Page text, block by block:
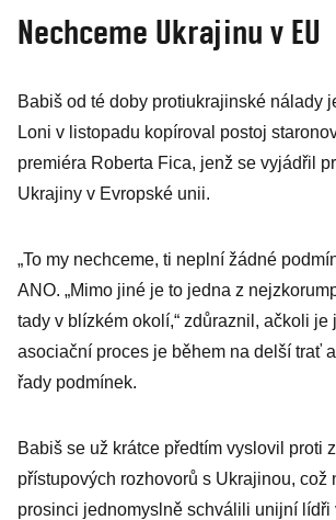
Nechceme Ukrajinu v EU
Babiš od té doby protiukrajinské nálady
Loni v listopadu kopíroval postoj
premiéra Roberta Fica, jenž se vyjádřil
Ukrajiny v Evropské unii.
„To my nechceme, ti neplní žádné
ANO. „Mimo jiné je to jedna z
tady v blízkém okolí,“ zdůraznil, ačkoli je
asociační proces je během na delší trať
řady podmínek.
Babiš se už krátce předtím vyslovil proti
přístupových rozhovorů s Ukrajinou, což
prosinci jednomyslně schválili unijní lídři